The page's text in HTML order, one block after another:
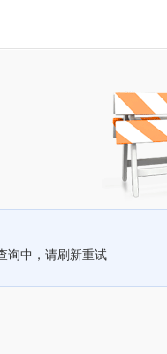
询中，请刷新重试